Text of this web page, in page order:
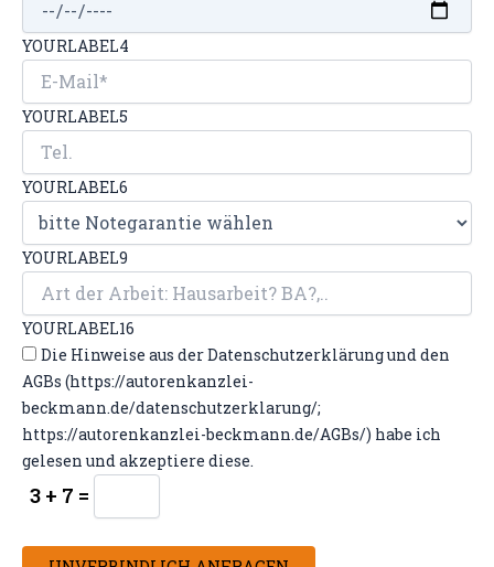
YOURLABEL4
YOURLABEL5
YOURLABEL6
YOURLABEL9
YOURLABEL16
Die Hinweise aus der Datenschutzerklärung und den
AGBs (https://autorenkanzlei-
beckmann.de/datenschutzerklarung/;
https://autorenkanzlei-beckmann.de/AGBs/) habe ich
gelesen und akzeptiere diese.
3 + 7 =